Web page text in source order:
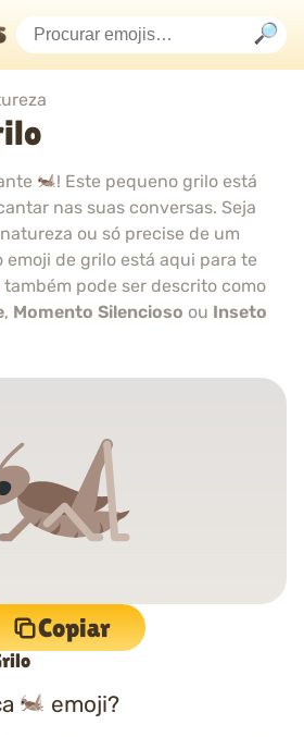
! Este pequeno grilo está
nas suas conversas. Seja
ou só precise de um
emoji de grilo está aqui para te
também pode ser descrito como
, Momento Silencioso ou Inseto
Copiar
emoji?